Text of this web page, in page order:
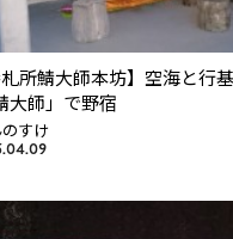
札所鯖大師本坊】空海と行
大師」で野宿
すけ